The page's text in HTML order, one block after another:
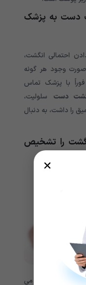
دست به پزشک
احتمالی انگشت،
وجود هر گونه
فوراً با پزشک تماس
دست سلولیت،
را داشت، به دنبال
را تشخیص
فیزیکی آغاز می